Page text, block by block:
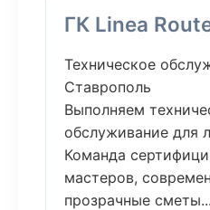
ГК Linea
Техническое
Ставрополь
Выполняем
обслуживание для
Команда
мастеров,
прозрачные